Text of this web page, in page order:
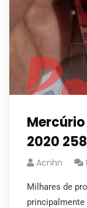
2020
Acnhn
Milhares de